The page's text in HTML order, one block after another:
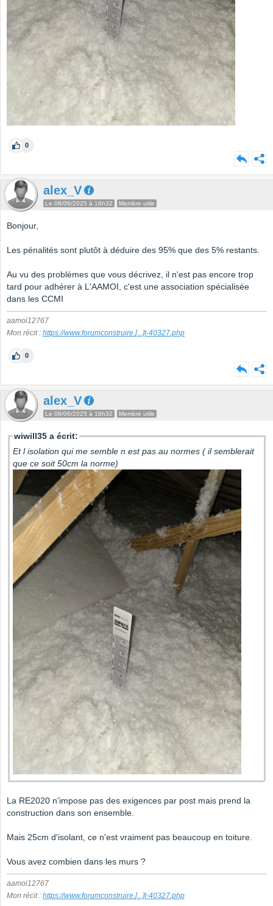
0
alex_V
Le 08/06/2025 à 16h32 Membre utile
Bonjour,
Les pénalités sont plutôt à déduire des 95% que des 5% restants.
Au vu des problèmes que vous décrivez, il n'est pas encore trop
tard pour adhérer à L'AAMOI, c'est une association spécialisée
dans les CCMI
aamoi12767
Mon récit : https://www.forumconstruire.[...]t-40327.php
0
alex_V
Le 08/06/2025 à 16h32 Membre utile
wiwill35 a écrit:
Et l isolation qui me semble n est pas au normes ( il semblerait
que ce soit 50cm la norme)
La RE2020 n'impose pas des exigences par post mais prend la
construction dans son ensemble.
Mais 25cm d'isolant, ce n'est vraiment pas beaucoup en toiture.
Vous avez combien dans les murs ?
aamoi12767
Mon récit : https://www.forumconstruire.[...]t-40327.php